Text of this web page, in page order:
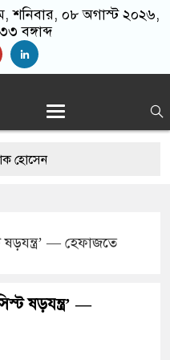
, শনিবার, ০৮ অগাস্ট ২০২৬,
বঙ্গাব্দ
নেওয়ার
— হেফাজতে
ষড়যন্ত্র’ —